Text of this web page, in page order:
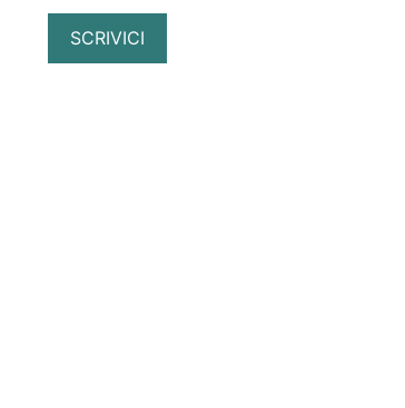
SCRIVICI